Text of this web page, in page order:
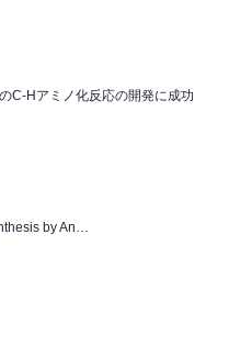
C-Hアミノ化反応の開発に成功
by An…